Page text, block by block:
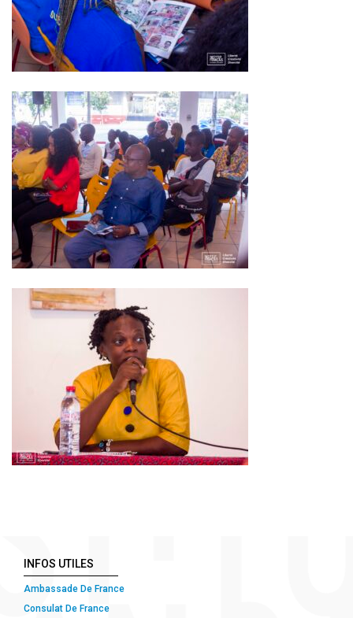
INFOS UTILES
Ambassade De France
Consulat De France